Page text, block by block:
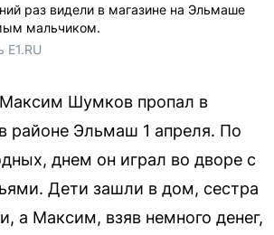
раз видели в магазине на Эльмаше
мальчиком.
E1.RU
Шумков пропал в
районе Эльмаш 1 апреля. По
днем он играл во дворе с
Дети зашли в дом, сестра
а Максим, взяв немного денег,